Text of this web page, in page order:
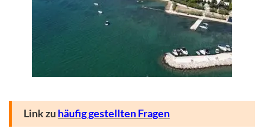
Link zu häufig gestellten Fragen